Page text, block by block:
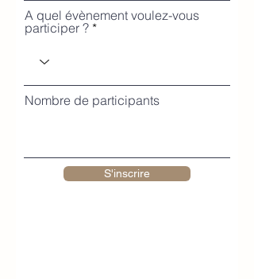
A quel évènement voulez-vous
participer ?
Nombre de participants
S'inscrire